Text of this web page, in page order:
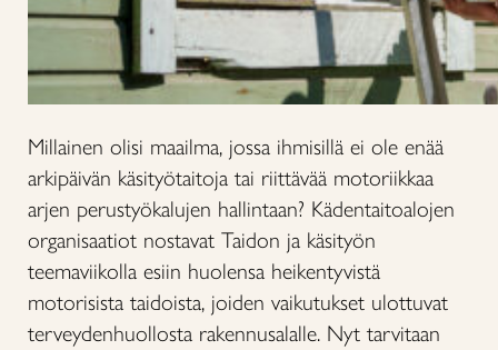
Millainen olisi maailma, jossa ihmisillä ei ole enää
arkipäivän käsityötaitoja tai riittävää motoriikkaa
arjen perustyökalujen hallintaan? Kädentaitoalojen
organisaatiot nostavat Taidon ja käsityön
teemaviikolla esiin huolensa heikentyvistä
motorisista taidoista, joiden vaikutukset ulottuvat
terveydenhuollosta rakennusalalle. Nyt tarvitaan